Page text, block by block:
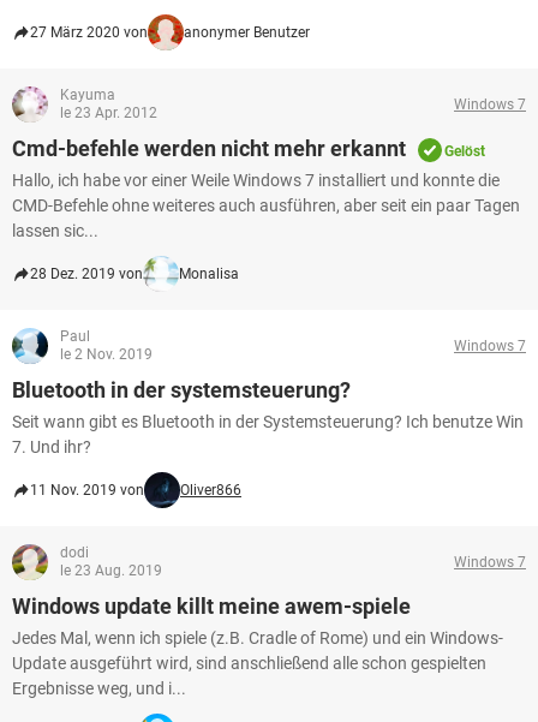
27 März 2020 von anonymer Benutzer
Kayuma
le 23 Apr. 2012
Windows 7
Cmd-befehle werden nicht mehr erkannt Gelöst
Hallo, ich habe vor einer Weile Windows 7 installiert und konnte die
CMD-Befehle ohne weiteres auch ausführen, aber seit ein paar Tagen
lassen sic...
28 Dez. 2019 von Monalisa
Paul
le 2 Nov. 2019
Windows 7
Bluetooth in der systemsteuerung?
Seit wann gibt es Bluetooth in der Systemsteuerung? Ich benutze Win
7. Und ihr?
11 Nov. 2019 von Oliver866
dodi
le 23 Aug. 2019
Windows 7
Windows update killt meine awem-spiele
Jedes Mal, wenn ich spiele (z.B. Cradle of Rome) und ein Windows-
Update ausgeführt wird, sind anschließend alle schon gespielten
Ergebnisse weg, und i...